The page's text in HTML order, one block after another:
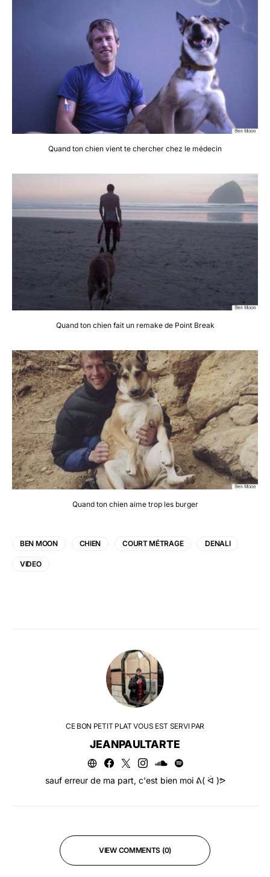
Quand ton chien vient te chercher chez le médecin
Quand ton chien fait un remake de Point Break
Quand ton chien aime trop les burger
BEN MOON CHIEN COURT MÉTRAGE DENALI
VIDEO
CE BON PETIT PLAT VOUS EST SERVI PAR
JEANPAULTARTE
sauf erreur de ma part, c'est bien moi ᕕ( ᐛ )ᕗ
VIEW COMMENTS (0)